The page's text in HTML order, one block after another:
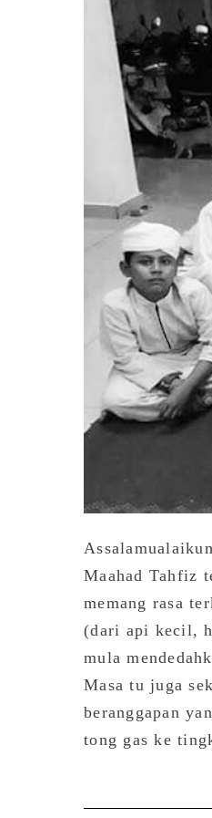
Maahad Tahfiz
memang rasa
(dari api kecil,
mula
Masa tu juga
beranggapan
tong gas ke